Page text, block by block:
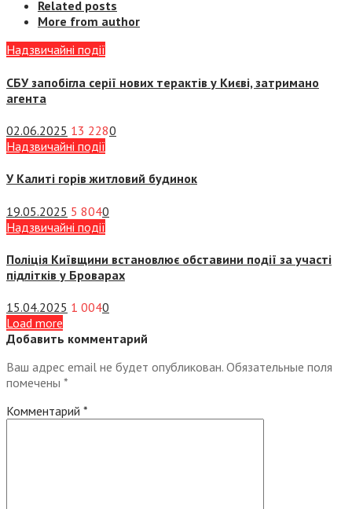
Related posts
More from author
Надзвичайні події
СБУ запобігла серії нових терактів у Києві, затримано
агента
02.06.2025 13 2280
Надзвичайні події
У Калиті горів житловий будинок
19.05.2025 5 8040
Надзвичайні події
Поліція Київщини встановлює обставини події за участі
підлітків у Броварах
15.04.2025 1 0040
Load more
Добавить комментарий
Ваш адрес email не будет опубликован. Обязательные поля
помечены *
Комментарий *